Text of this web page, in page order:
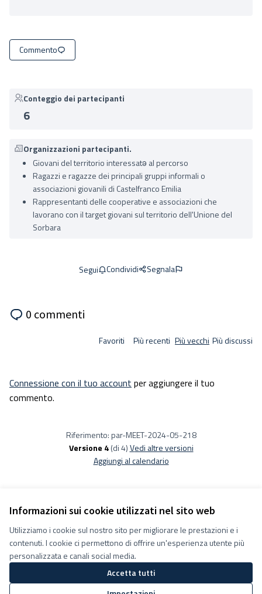
Informazioni sui cookie utilizzati nel sito web
Utilizziamo i cookie sul nostro sito per migliorare le prestazioni e i
contenuti. I cookie ci permettono di offrire un'esperienza utente più
personalizzata e canali social media.
Accetta tutti
Commento
Conteggio dei partecipanti
6
Organizzazioni partecipanti.
Giovani del territorio interessatə al percorso
Ragazzi e ragazze dei principali gruppi informali o
associazioni giovanili di Castelfranco Emilia
Rappresentanti delle cooperative e associazioni che
lavorano con il target giovani sul territorio dell'Unione del
Sorbara
Segui Condividi Segnala
0 commenti
Favoriti Più recenti Più vecchi Più discussi
Connessione con il tuo account per aggiungere il tuo
commento.
Riferimento: par-MEET-2024-05-218
Versione 4(di 4) vedi altre versioni
Aggiungi al calendario
Termini e condizioni d''uso
Impostazioni Cookie
Decidiamo su Facebook
Decidiamo su YouTube
(Collegamento esterno)